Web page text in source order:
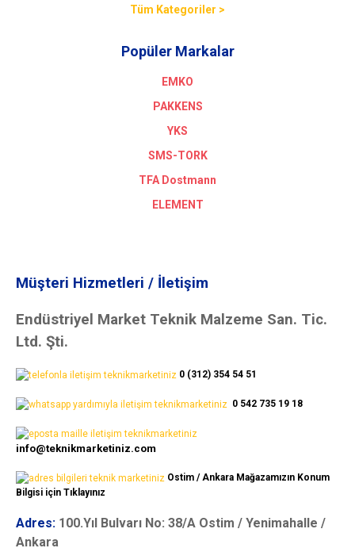
Tüm Kategoriler >
Popüler Markalar
EMKO
PAKKENS
YKS
SMS-TORK
TFA Dostmann
ELEMENT
Müşteri Hizmetleri / İletişim
Endüstriyel Market Teknik Malzeme San. Tic.
Ltd. Şti.
0 (312) 354 54 51
0 542 735 19 18
info@teknikmarketiniz.com
Ostim / Ankara Mağazamızın Konum
Bilgisi için Tıklayınız
Adres: 100.Yıl Bulvarı No: 38/A Ostim / Yenimahalle /
Ankara